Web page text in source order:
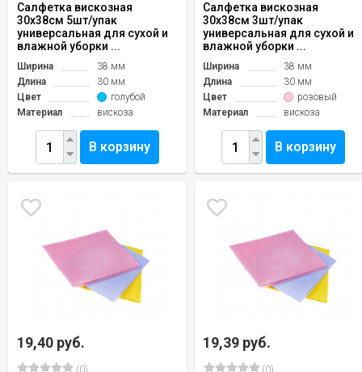
Салфетка вискозная
30х38см 5шт/упак
универсальная для сухой и
влажной уборки ...
Ширина
38 мм
Длина
30 мм
Цвет
голубой
Материал
вискоза
В корзину
Салфетка вискозная
30х38см 3шт/упак
универсальная для сухой и
влажной уборки ...
Ширина
38 мм
Длина
30 мм
Цвет
розовый
Материал
вискоза
В корзину
19,40 руб.
(0)
19,39 руб.
(0)